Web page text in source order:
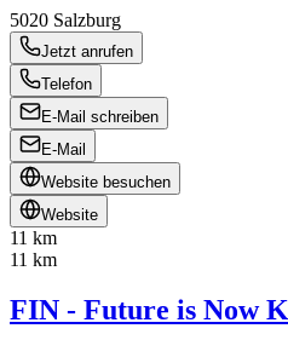
5020 Salzburg
Jetzt anrufen
Telefon
E-Mail schreiben
E-Mail
Website besuchen
Website
11 km
11 km
FIN - Future is Now